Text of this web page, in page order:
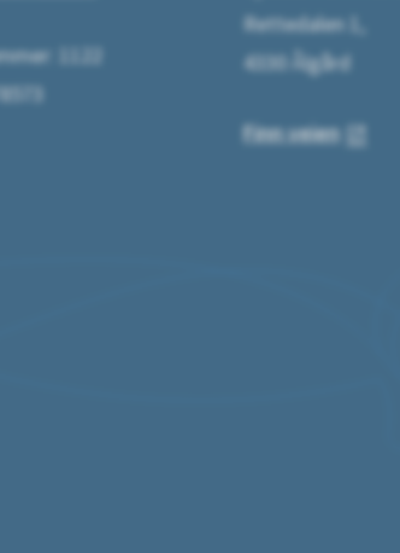
1122
Rettedalen 1,
4330 Ålgård
Finn veien